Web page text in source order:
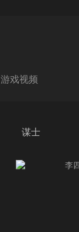
游戏视频
谋士